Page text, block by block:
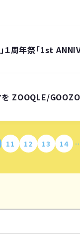
年祭「1st
ZOOQLE/
11 12 13 14